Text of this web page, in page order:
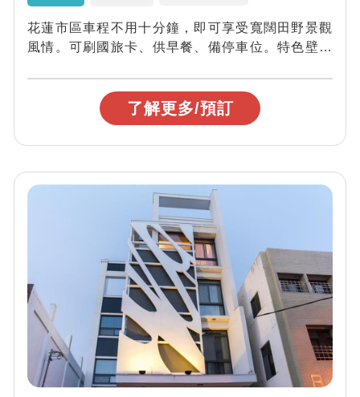
花蓮市區車程不用十分鐘，即可享受寬闊田野景觀
風情。可刷國旅卡、供早餐、備停車位。特色壁畫
了解更多/預訂